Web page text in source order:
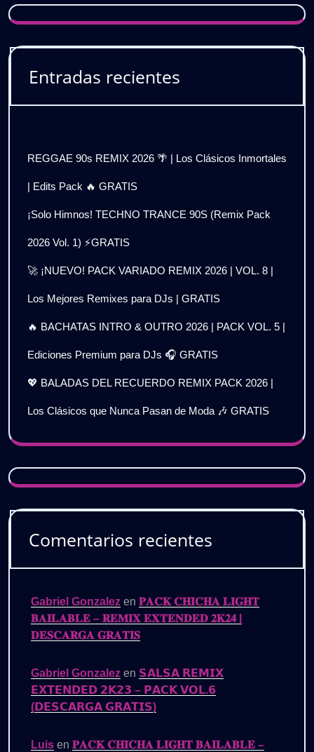
Entradas recientes
REGGAE 90s REMIX 2026 🌴 | Los Clásicos Inmortales
| Edits Pack 🔥 GRATIS
¡Solo Himnos! TECHNO TRANCE 90S (Remix Pack
2026 Vol. 1) ⚡GRATIS
🚀 ¡NUEVO! PACK VARIADO REMIX 2026 | VOL. 8 |
Los Mejores Remixes para DJs | GRATIS
🔥 BACHATAS INTRO & OUTRO 2026 | PACK VOL. 5 |
Ediciones Premium para DJs 🎧 GRATIS
💖 BALADAS DEL RECUERDO REMIX PACK 2026 |
Los Clásicos que Nunca Pasan de Moda 🎶 GRATIS
Comentarios recientes
Gabriel Gonzalez en 𝐏𝐀𝐂𝐊 𝐂𝐇𝐈𝐂𝐇𝐀 𝐋𝐈𝐆𝐇𝐓
𝐁𝐀𝐈𝐋𝐀𝐁𝐋𝐄 – 𝐑𝐄𝐌𝐈𝐗 𝐄𝐗𝐓𝐄𝐍𝐃𝐄𝐃 𝟐𝐊𝟐𝟒 |
𝐃𝐄𝐒𝐂𝐀𝐑𝐆𝐀 𝐆𝐑𝐀𝐓𝐈𝐒
Gabriel Gonzalez en 𝗦𝗔𝗟𝗦𝗔 𝗥𝗘𝗠𝗜𝗫
𝗘𝗫𝗧𝗘𝗡𝗗𝗘𝗗 𝟮𝗞𝟮𝟯 – 𝗣𝗔𝗖𝗞 𝗩𝗢𝗟.𝟲
(𝗗𝗘𝗦𝗖𝗔𝗥𝗚𝗔 𝗚𝗥𝗔𝗧𝗜𝗦)
Luis en 𝐏𝐀𝐂𝐊 𝐂𝐇𝐈𝐂𝐇𝐀 𝐋𝐈𝐆𝐇𝐓 𝐁𝐀𝐈𝐋𝐀𝐁𝐋𝐄 –